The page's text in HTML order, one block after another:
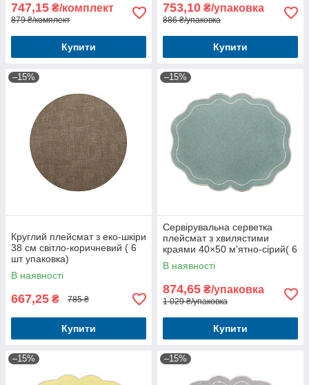
747,15 ₴/комплект
879 ₴/комплект
Купити
753,10 ₴/упаковка
886 ₴/упаковка
Купити
–15%
Круглий плейсмат з еко-шкіри
38 см світло-коричневий ( 6
шт упаковка)
В наявності
667,25 ₴ 785 ₴
Купити
–15%
Сервірувальна серветка
плейсмат з хвилястими
краями 40×50 м'ятно-сірий( 6
шт упаковка
В наявності
874,65 ₴/упаковка
1 029 ₴/упаковка
Купити
–15% –15%